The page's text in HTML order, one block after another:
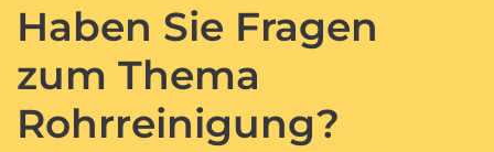
Haben Sie Fragen
zum Thema
Rohrreinigung?